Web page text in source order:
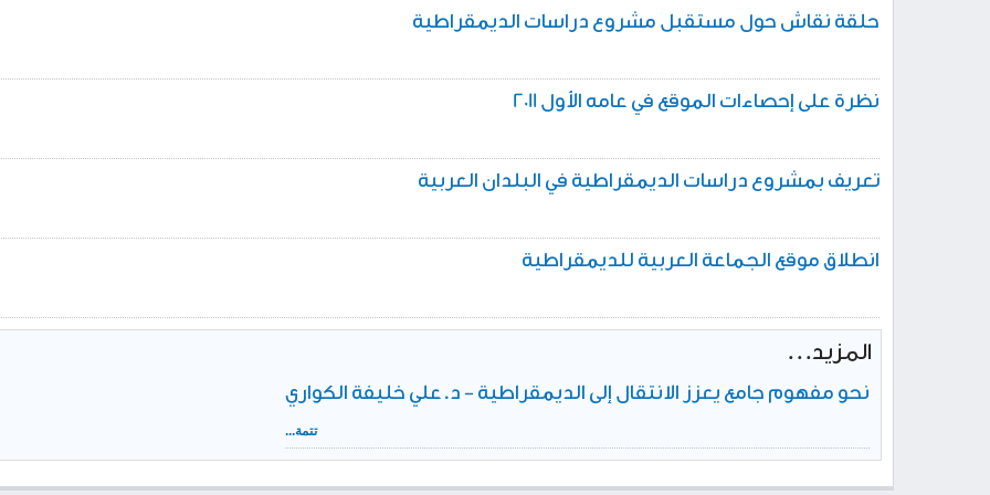
حلقة نقاش حول مستقبل مشروع دراسات الديمقراطية
نظرة على إحصاءات الموقع في عامه الأول 2011
تعريف بمشروع دراسات الديمقراطية في البلدان العربية
انطلاق موقع الجماعة العربية للديمقراطية
المزيد...
نحو مفهوم جامع يعزز الانتقال إلى الديمقراطية - د.علي خليفة الكواري
تتمة...